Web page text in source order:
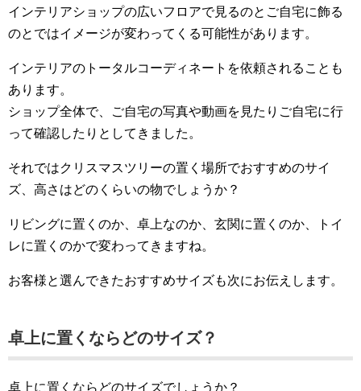
インテリアショップの広いフロアで見るのとご自宅に飾る
のとではイメージが変わってくる可能性があります。
インテリアのトータルコーディネートを依頼されることも
あります。
ショップ全体で、ご自宅の写真や動画を見たりご自宅に行
って確認したりとしてきました。
それではクリスマスツリーの置く場所でおすすめのサイ
ズ、高さはどのくらいの物でしょうか？
リビングに置くのか、卓上なのか、玄関に置くのか、トイ
レに置くのかで変わってきますね。
お客様と選んできたおすすめサイズも次にお伝えします。
卓上に置くならどのサイズ？
卓上に置くならどのサイズでしょうか？